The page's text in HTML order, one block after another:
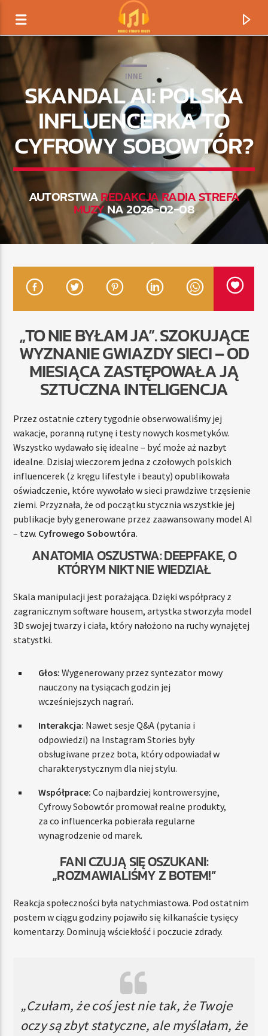
TERAZ GRAMY
TYTUŁ
RADIO STREFA MUZY
11:00 20:00
Radio Strefa Muzy
INNE
SKANDAL AI: POLSKA
INFLUENCERKA TO
CYFROWY SOBOWTÓR?
AUTORSTWAREDAKCJA RADIA STREFA
MUZYNA 2026-02-08
„TO NIE BYŁAM JA”. SZOKUJĄCE
WYZNANIE GWIAZDY SIECI – OD
MIESIĄCA ZASTĘPOWAŁA JĄ
SZTUCZNA INTELIGENCJA
Przez ostatnie cztery tygodnie obserwowaliśmy jej
wakacje, poranną rutynę i testy nowych kosmetyków.
Wszystko wydawało się idealne – być może aż nazbyt
idealne. Dzisiaj wieczorem jedna z czołowych polskich
influencerek (z kręgu lifestyle i beauty) opublikowała
oświadczenie, które wywołało w sieci prawdziwe trzęsienie
ziemi. Przyznała, że od początku stycznia wszystkie jej
publikacje były generowane przez zaawansowany model AI
– tzw. Cyfrowego Sobowtóra.
ANATOMIA OSZUSTWA: DEEPFAKE, O
KTÓRYM NIKT NIE WIEDZIAŁ
Skala manipulacji jest porażająca. Dzięki współpracy z
zagranicznym software housem, artystka stworzyła model
3D swojej twarzy i ciała, który nałożono na ruchy wynajętej
statystki.
Głos: Wygenerowany przez syntezator mowy
nauczony na tysiącach godzin jej
wcześniejszych nagrań.
Interakcja: Nawet sesje Q&A (pytania i
odpowiedzi) na Instagram Stories były
obsługiwane przez bota, który odpowiadał w
charakterystycznym dla niej stylu.
Współprace: Co najbardziej kontrowersyjne,
Cyfrowy Sobowtór promował realne produkty,
za co influencerka pobierała regularne
wynagrodzenie od marek.
FANI CZUJĄ SIĘ OSZUKANI:
„ROZMAWIALIŚMY Z BOTEM!”
Reakcja społeczności była natychmiastowa. Pod ostatnim
postem w ciągu godziny pojawiło się kilkanaście tysięcy
komentarzy. Dominują wściekłość i poczucie zdrady.
„Czułam, że coś jest nie tak, że Twoje
oczy są zbyt statyczne, ale myślałam, że